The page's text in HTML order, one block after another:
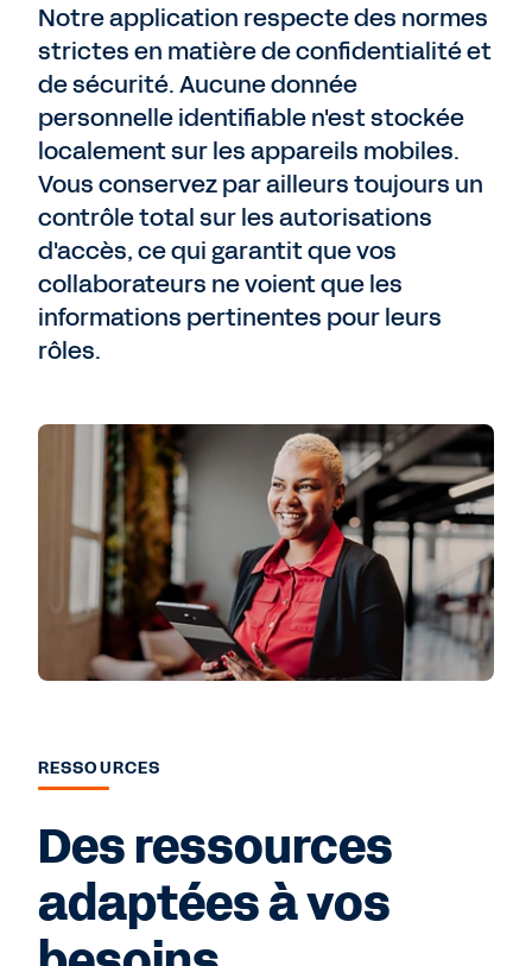
Notre application respecte des normes
strictes en matière de confidentialité et
de sécurité. Aucune donnée
personnelle identifiable n'est stockée
localement sur les appareils mobiles.
Vous conservez par ailleurs toujours un
contrôle total sur les autorisations
d'accès, ce qui garantit que vos
collaborateurs ne voient que les
informations pertinentes pour leurs
rôles.
RESSOURCES
Des ressources
adaptées à vos